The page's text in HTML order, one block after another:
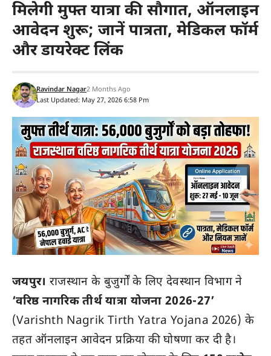
मिलेगी मुफ्त यात्रा की सौगात, ऑनलाइन
आवेदन शुरू; जानें पात्रता, मेडिकल फॉर्म
और डायरेक्ट लिंक
Last Updated: May 27, 2026 6:58 Pm
Ravindar Nagar2 Months Ago
जयपुर। राजस्थान के बुजुर्गों के लिए देवस्थान विभाग ने
‘वरिष्ठ नागरिक तीर्थ यात्रा योजना 2026-27’
(Varishth Nagrik Tirth Yatra Yojana 2026) के
तहत ऑनलाइन आवेदन प्रक्रिया की घोषणा कर दी है।